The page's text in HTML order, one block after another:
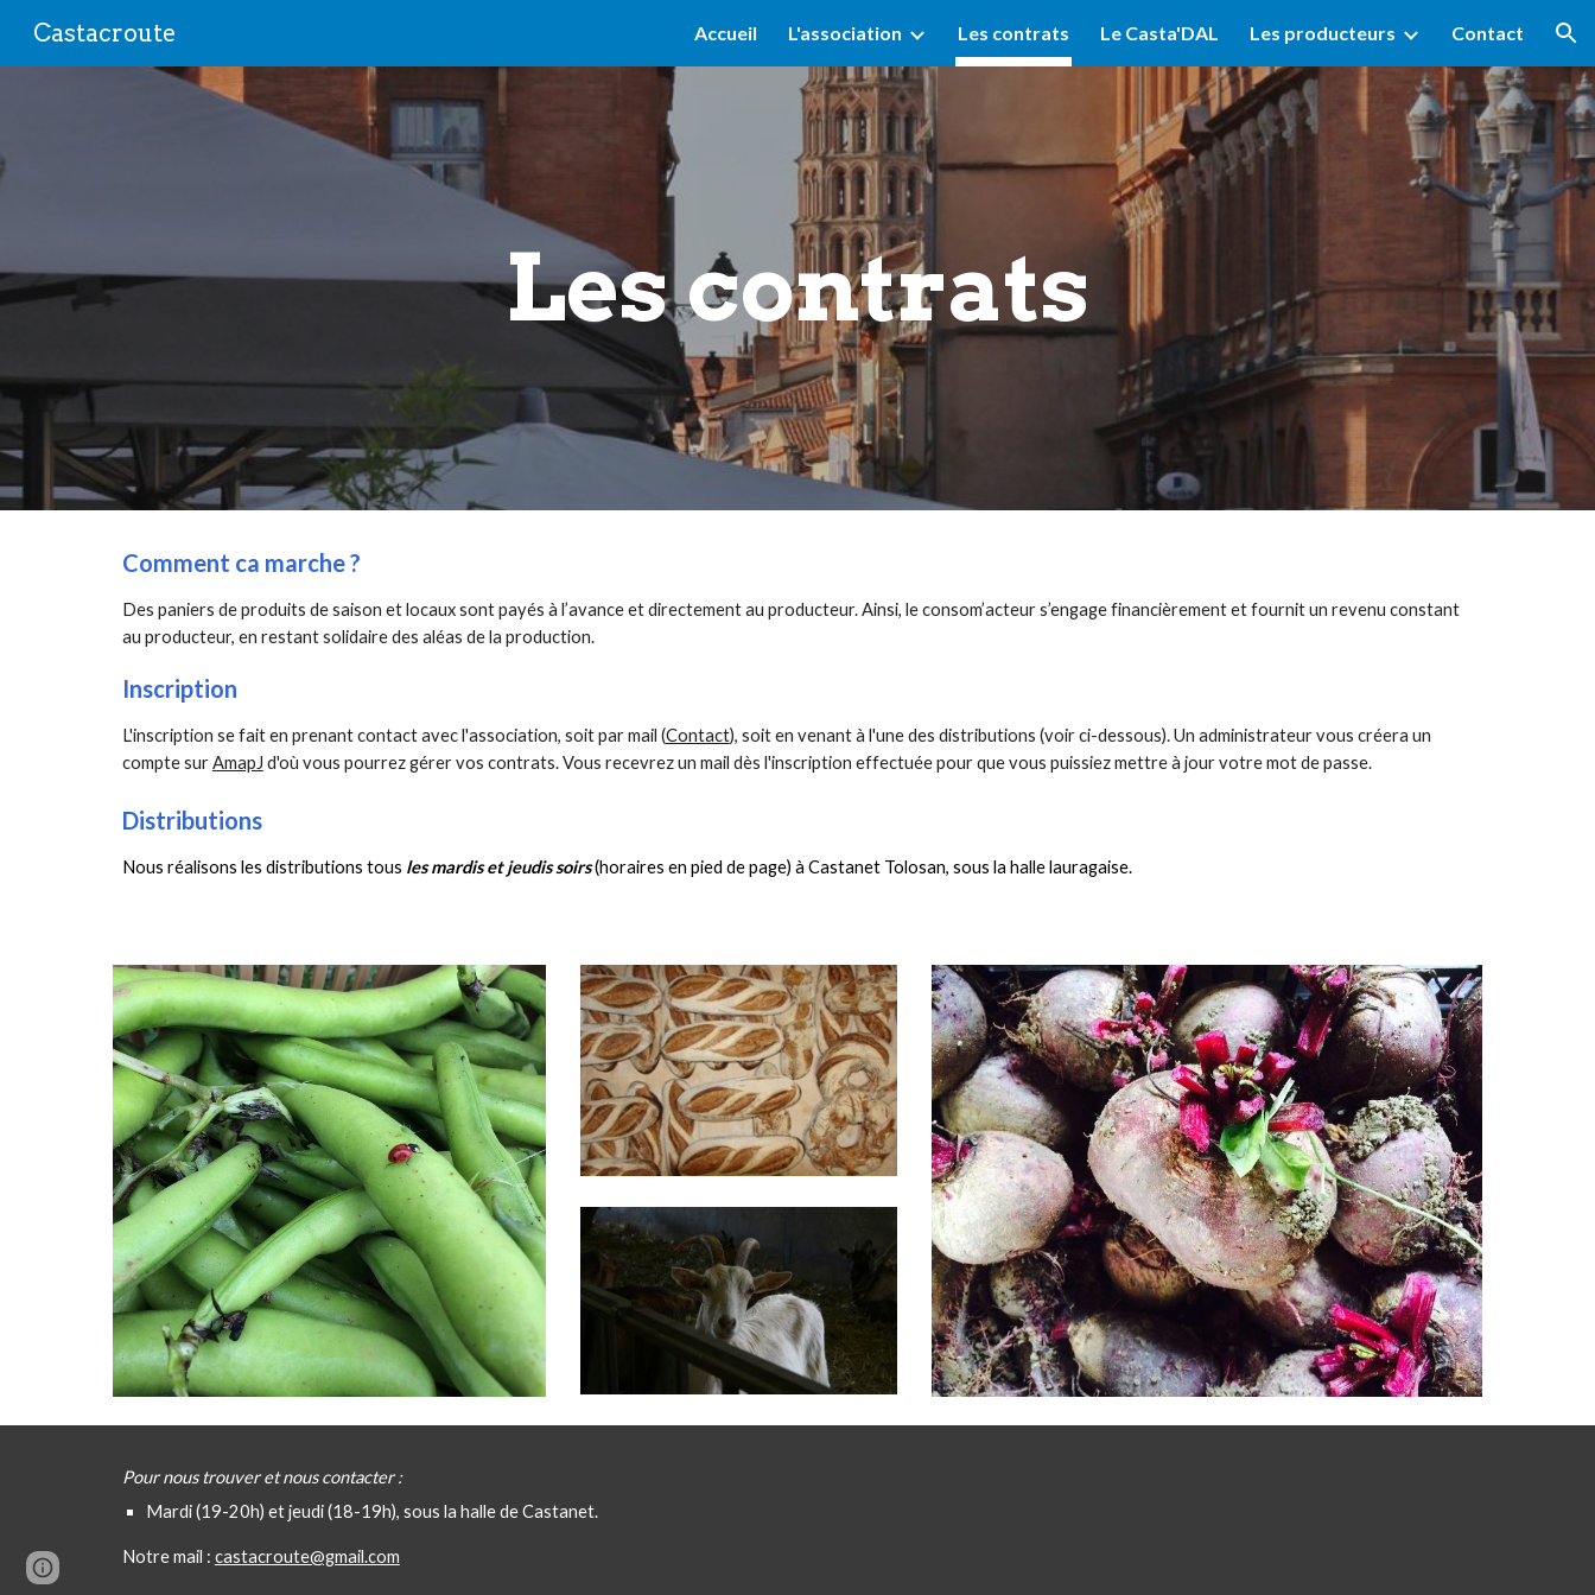
Skip to navigation
Castacroute Accueil L'association Les contrats Le Casta'DAL Les producteurs Contact
Les contrats
Comment ca marche ?
Des paniers de produits de saison et locaux sont payés à l’avance et directement au producteur. Ainsi, le consom’acteur s’engage financièrement et fournit un revenu constant
au producteur, en restant solidaire des aléas de la production.
Inscription
L'inscription se fait en prenant contact avec l'association, soit par mail (Contact), soit en venant à l'une des distributions (voir ci-dessous). Un administrateur vous créera un
compte surAmapJ d'où vous pourrez gérer vos contrats. Vous recevrez un mail dès l'inscription effectuée pour que vous puissiez mettre à jour votre mot de passe.
Distributions
Nous réalisons les distributions tous les mardis et jeudis soirs(horaires en pied de page) à Castanet Tolosan, sous la halle lauragaise.
Pournous trouver et nous contacter :
Mardi (19-20h) et jeudi (18-19h), sous la halle de Castanet.
Notre mail : castacroute@gmail.com
Google Sites Report abuse